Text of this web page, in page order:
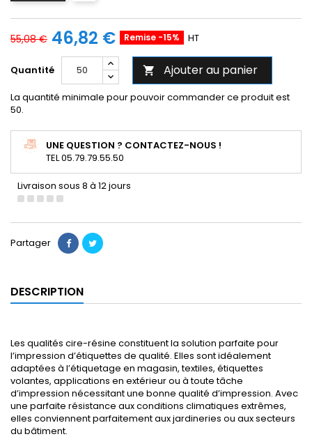
55,08 € 46,82 € Remise -15% HT
Quantité  Ajouter au panier
La quantité minimale pour pouvoir commander ce produit est
50.
UNE QUESTION ? CONTACTEZ-NOUS !
TEL 05.79.79.55.50
Livraison sous 8 à 12 jours
Partager
DESCRIPTION
Les qualités cire-résine constituent la solution parfaite pour
l’impression d’étiquettes de qualité. Elles sont idéalement
adaptées à l’étiquetage en magasin, textiles, étiquettes
volantes, applications en extérieur ou à toute tâche
d’impression nécessitant une bonne qualité d’impression. Avec
une parfaite résistance aux conditions climatiques extrêmes,
elles conviennent parfaitement aux jardineries ou aux secteurs
du bâtiment.